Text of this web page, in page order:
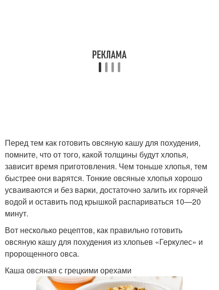
Перед тем как готовить овсяную кашу для похудения,
помните, что от того, какой толщины будут хлопья,
зависит время приготовления. Чем тоньше хлопья, тем
быстрее они варятся. Тонкие овсяные хлопья хорошо
усваиваются и без варки, достаточно залить их горячей
водой и оставить под крышкой распариваться 10—20
минут.
Вот несколько рецептов, как правильно готовить
овсяную кашу для похудения из хлопьев «Геркулес» и
пророщенного овса.
Каша овсяная с грецкими орехами